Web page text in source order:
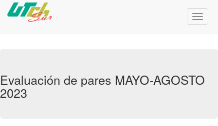
Menú
de
Evaluación de pares MAYO-AGOSTO
2023